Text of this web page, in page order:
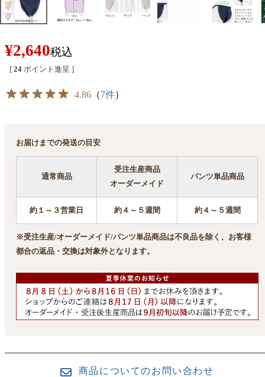
¥2,640税込
[ 24 ポイント進呈 ]
4.86 （7件）
お届けまでの発送の目安
通常商品
受注生産商品
オーダーメイド
パンツ単品商品
約１～３営業日 約４～５週間 約４～５週間
※受注生産/オーダーメイド/パンツ単品商品は不良品を除く、お客様
都合の返品・交換は対象外となります。
商品についてのお問い合わせ